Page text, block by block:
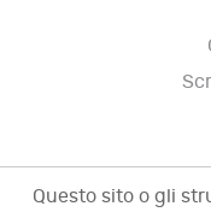
Questo sito o gli